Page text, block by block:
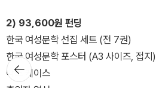
2) 93,600원 펀딩
한국 여성문학 선집 세트 (전 7권)
한국 여성문학 포스터 (A3 사이즈, 접지)
박스 케이스